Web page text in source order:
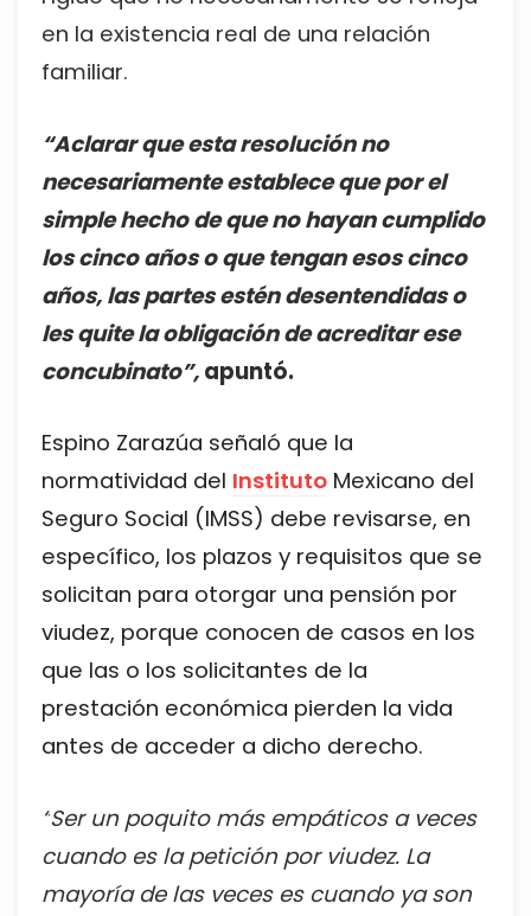
en la existencia real de una relación
familiar.
“Aclarar que esta resolución no
necesariamente establece que por el
simple hecho de que no hayan cumplido
los cinco años o que tengan esos cinco
años, las partes estén desentendidas o
les quite la obligación de acreditar ese
concubinato”, apuntó.
Espino Zarazúa señaló que la
normatividad del Instituto Mexicano del
Seguro Social (IMSS) debe revisarse, en
específico, los plazos y requisitos que se
solicitan para otorgar una pensión por
viudez, porque conocen de casos en los
que las o los solicitantes de la
prestación económica pierden la vida
antes de acceder a dicho derecho.
“Ser un poquito más empáticos a veces
cuando es la petición por viudez. La
mayoría de las veces es cuando ya son